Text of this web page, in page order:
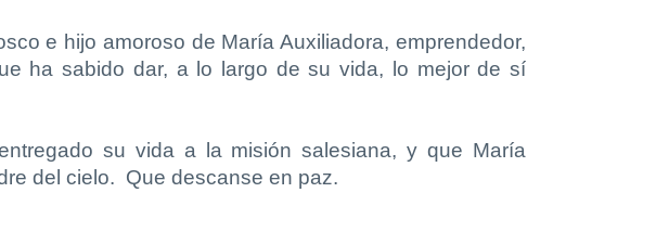
e hijo amoroso de María Auxiliadora, emprendedor,
ha sabido dar, a lo largo de su vida, lo mejor de sí
su vida a la misión salesiana, y que María
del cielo. Que descanse en paz.